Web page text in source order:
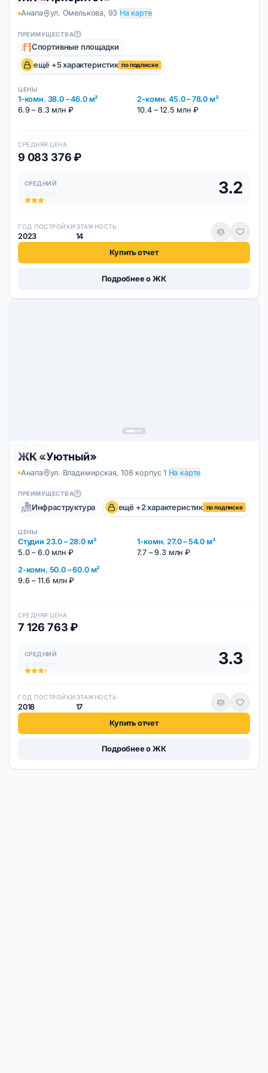
Анапа ул. Омелькова, 93 На карте
ПРЕИМУЩЕСТВА
Спортивные площадки
ещё +5 характеристик по подписке
ЦЕНЫ
1-комн. 38.0 – 46.0 м²
6.9 – 8.3 млн ₽
2-комн. 45.0 – 78.0 м²
10.4 – 12.5 млн ₽
СРЕДНЯЯ ЦЕНА
9 083 376 ₽
СРЕДНИЙ 3.2
ГОД ПОСТРОЙКИ
2023
ЭТАЖНОСТЬ
14
Купить отчет
Подробнее о ЖК
ЖК «Уютный»
Анапа ул. Владимирская, 108 корпус 1 На карте
ПРЕИМУЩЕСТВА
Инфраструктура ещё +2 характеристик по подписке
ЦЕНЫ
Студии 23.0 – 28.0 м²
5.0 – 6.0 млн ₽
1-комн. 27.0 – 54.0 м²
7.7 – 9.3 млн ₽
2-комн. 50.0 – 60.0 м²
9.6 – 11.6 млн ₽
СРЕДНЯЯ ЦЕНА
7 126 763 ₽
СРЕДНИЙ 3.3
ГОД ПОСТРОЙКИ
2018
ЭТАЖНОСТЬ
17
Купить отчет
Подробнее о ЖК